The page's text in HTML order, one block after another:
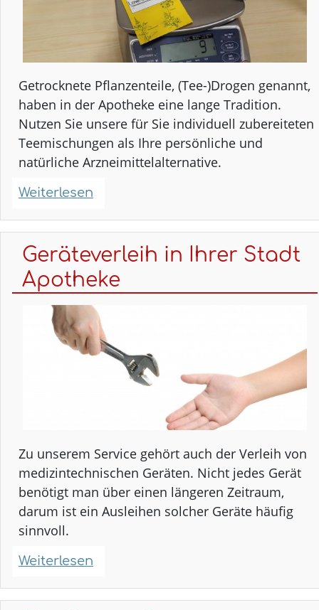
Getrocknete Pflanzenteile, (Tee-)Drogen genannt,
haben in der Apotheke eine lange Tradition.
Nutzen Sie unsere für Sie individuell zubereiteten
Teemischungen als Ihre persönliche und
natürliche Arzneimittelalternative.
Weiterlesen
Teemischungen
Geräteverleih in Ihrer Stadt
Apotheke
Zu unserem Service gehört auch der Verleih von
medizintechnischen Geräten. Nicht jedes Gerät
benötigt man über einen längeren Zeitraum,
darum ist ein Ausleihen solcher Geräte häufig
sinnvoll.
Weiterlesen
in